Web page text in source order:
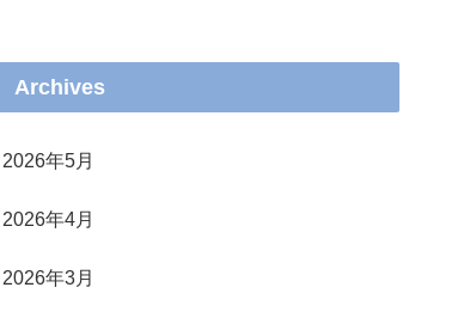
Archives
2026年5月
2026年4月
2026年3月